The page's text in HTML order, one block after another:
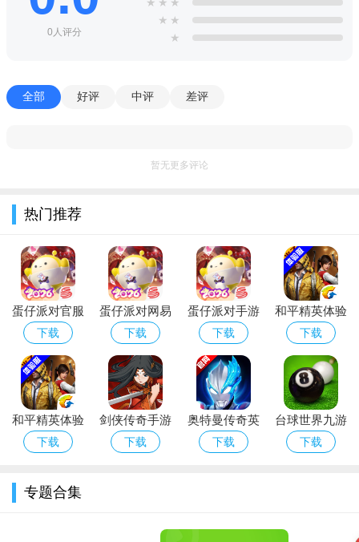
你的演奏快乐!
不休的音符安卓版优势：
用歌曲的节拍点击每个按钮，不要错过。
崭新的音乐游戏体验，达成任务解锁不同谱面及乐曲！
1、游戏界面优化改造，操作更方便，体验更顺畅;
0人评分
★ ★
★
全部 好评 中评 差评
暂无更多评论
热门推荐
蛋仔派对官服
正版下载安装
最新版
下载
蛋仔派对网易
版官服下载安
装
下载
蛋仔派对手游
(猫和老鼠联
动返场)下载
官方正版
下载
和平精英体验
服官方正版下
载2026最新版
本
下载
和平精英体验
服下载最新版
下载
剑侠传奇手游
下载2026最新
下载
奥特曼传奇英
雄2下载官方
下载
台球世界九游
版免费下载官
下载
专题合集